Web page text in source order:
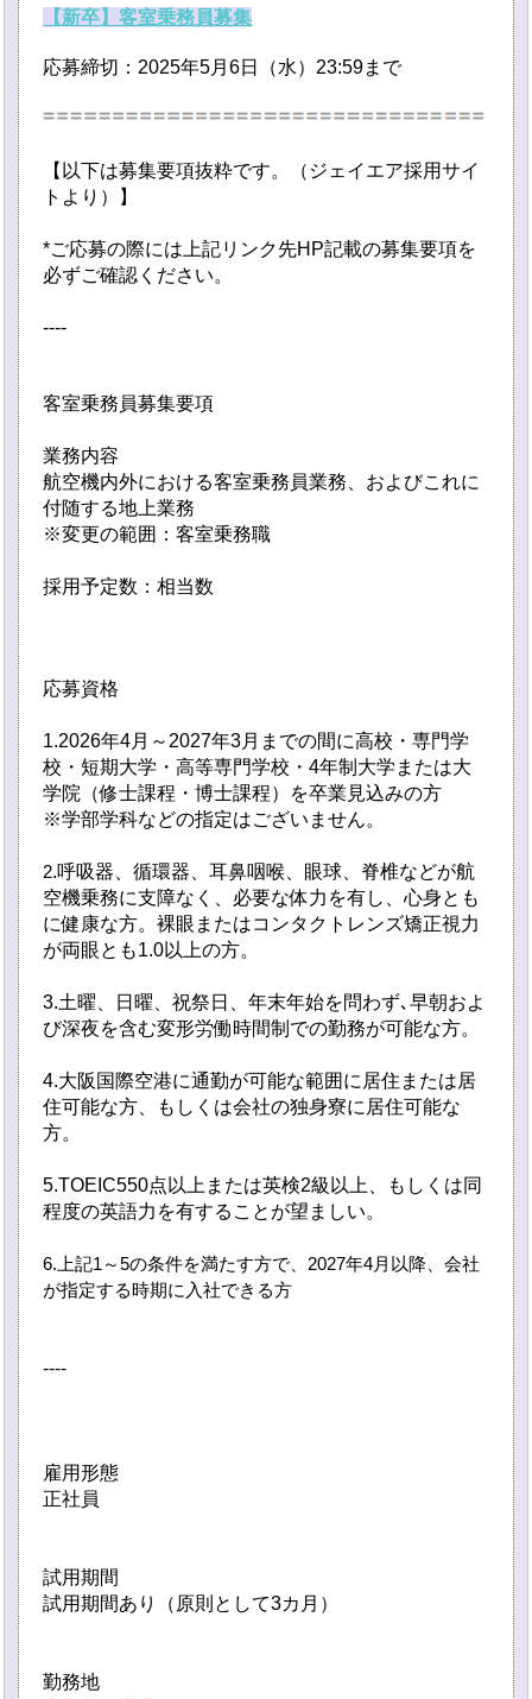
【新卒】客室乗務員募集
応募締切：2025年5月6日（水）23:59まで
【以下は募集要項抜粋です。（ジェイエア採用サイ
トより）】
*ご応募の際には上記リンク先HP記載の募集要項を
必ずご確認ください。
----
客室乗務員募集要項
業務内容
航空機内外における客室乗務員業務、およびこれに
付随する地上業務
※変更の範囲：客室乗務職
採用予定数：相当数
応募資格
1.2026年4月～2027年3月までの間に高校・専門学
校・短期大学・高等専門学校・4年制大学または大
学院（修士課程・博士課程）を卒業見込みの方
※学部学科などの指定はございません。
2.呼吸器、循環器、耳鼻咽喉、眼球、脊椎などが航
空機乗務に支障なく、必要な体力を有し、心身とも
に健康な方。裸眼またはコンタクトレンズ矯正視力
が両眼とも1.0以上の方。
3.土曜、日曜、祝祭日、年末年始を問わず､早朝およ
び深夜を含む変形労働時間制での勤務が可能な方。
4.大阪国際空港に通勤が可能な範囲に居住または居
住可能な方、もしくは会社の独身寮に居住可能な
方。
5.TOEIC550点以上または英検2級以上、もしくは同
程度の英語力を有することが望ましい。
6.上記1～5の条件を満たす方で、2027年4月以降、会社
が指定する時期に入社できる方
----
雇用形態
正社員
試用期間
試用期間あり（原則として3カ月）
勤務地